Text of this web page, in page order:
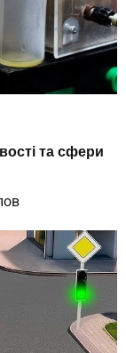
та сфери